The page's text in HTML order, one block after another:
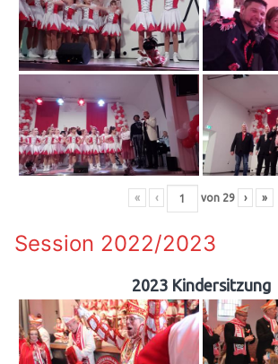
« ‹ von 29 › »
Session 2022/2023
2023 Kindersitzung